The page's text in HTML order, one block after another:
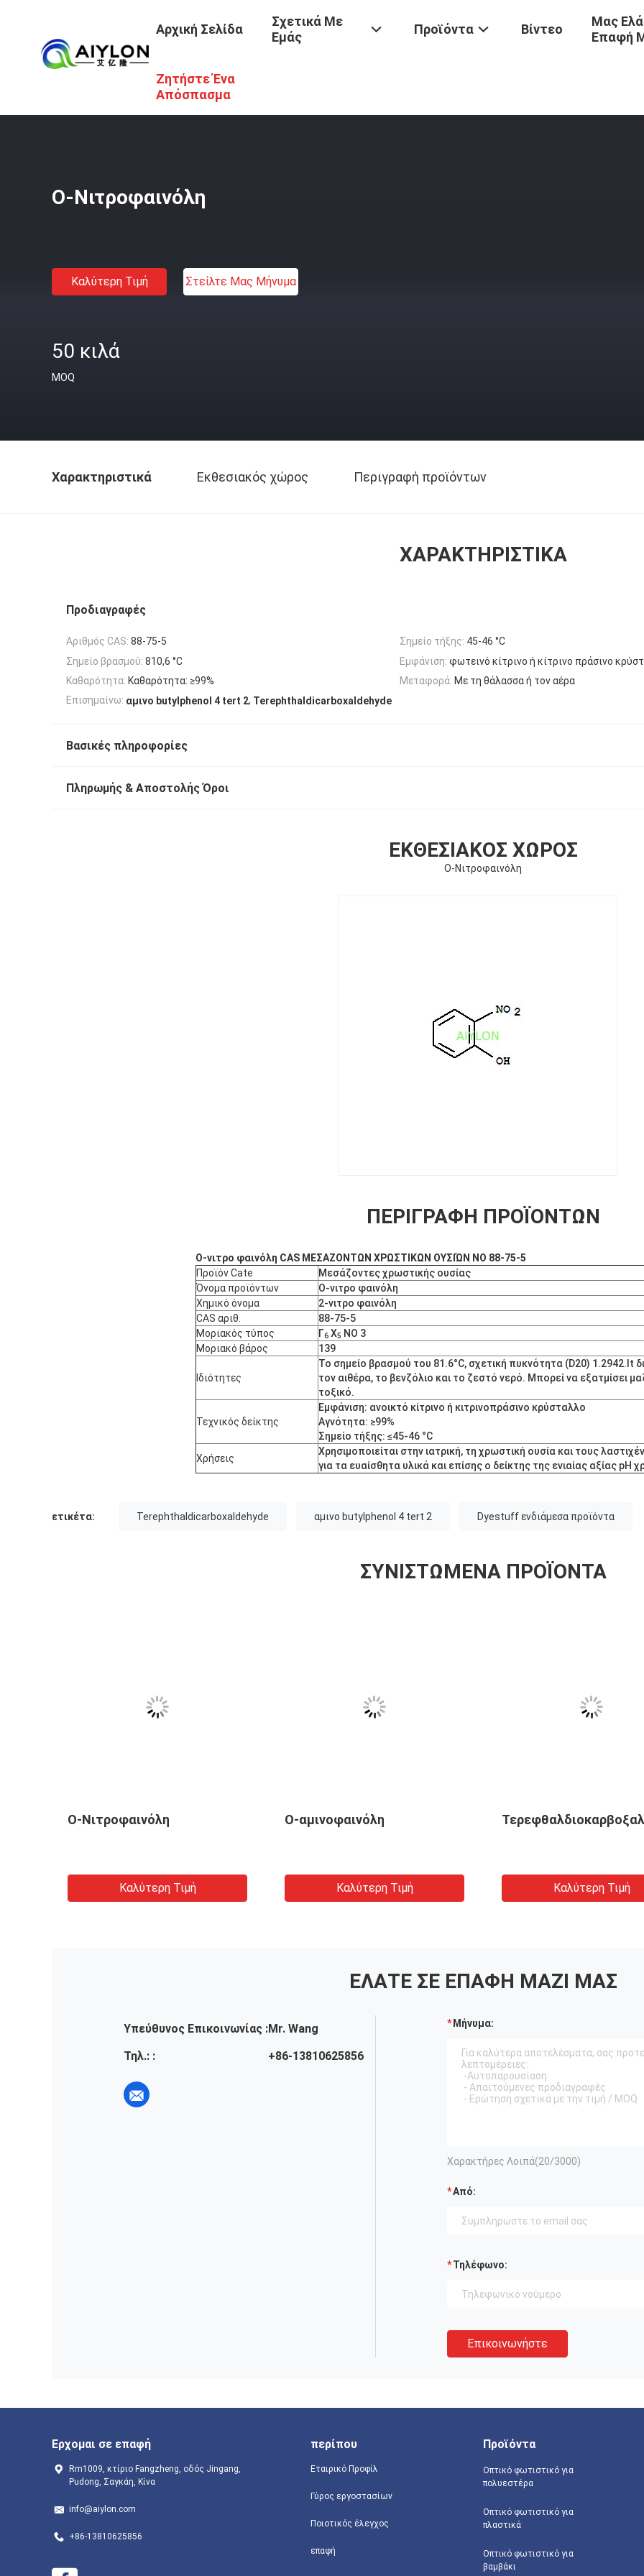
Αρχική Σελίδα
Σχετικά Με
Εμάς
Προϊόντα Βίντεο
Μας
Επαφή
Ζητήστε Ένα
Απόσπασμα
Προϊόντα / Χρωστική Ουσία Ενδιάμεσα Προϊόντα
Ο-Νιτροφαινόλη
Καλύτερη Τιμή Στείλτε Μας Μήνυμα
50 κιλά
MOQ
Χαρακτηριστικά Εκθεσιακός χώρος Περιγραφή προϊόντων
ΧΑΡΑΚΤΗΡΙΣΤΙΚΆ
Προδιαγραφές
Αριθμός CAS: 88-75-5 Σημείο τήξης: 45-46 °C
Σημείο βρασμού: 810,6 °C Εμφάνιση: φωτεινό κίτρινο ή κίτρινο πράσινο
Καθαρότητα: Καθαρότητα: ≥99% Μεταφορά: Με τη θάλασσα ή τον αέρα
Επισημαίνω: αμινο butylphenol 4 tert 2, Terephthaldicarboxaldehyde
Βασικές πληροφορίες
Πληρωμής & Αποστολής Όροι
ΕΚΘΕΣΙΑΚΌΣ ΧΏΡΟΣ
Ο-Νιτροφαινόλη
ΠΕΡΙΓΡΑΦΉ ΠΡΟΪΌΝΤΩΝ
Ο-νιτρο φαινόλη CAS ΜΕΣΑΖΟΝΤΩΝ ΧΡΩΣΤΙΚΩΝ ΟΥΣΙΏΝ ΝΟ 88-75-5
Προϊόν Cate
Μεσάζοντες χρωστικής ουσίας
Όνομα προϊόντων
Ο-νιτρο φαινόλη
Χημικό όνομα
2-νιτρο φαινόλη
CAS αριθ.
88-75-5
Μοριακός τύπος
Γ6 Χ5 ΝΟ 3
Μοριακό βάρος
139
Ιδιότητες
Το σημείο βρασμού του 81.6°C, σχετική πυκνότητα (D20) 1.2942.It
τον αιθέρα, το βενζόλιο και το ζεστό νερό. Μπορεί να εξατμίσει
τοξικό.
Τεχνικός δείκτης
Εμφάνιση: ανοικτό κίτρινο ή κιτρινοπράσινο κρύσταλλο
Αγνότητα: ≥99%
Σημείο τήξης: ≤45-46 °C
Χρήσεις
Χρησιμοποιείται στην ιατρική, τη χρωστική ουσία και τους
για τα ευαίσθητα υλικά και επίσης ο δείκτης της ενιαίας αξίας pH
ετικέτα: Terephthaldicarboxaldehyde αμινο butylphenol 4 tert 2 Dyestuff ενδιάμεσα προϊόντα
ΣΥΝΙΣΤΏΜΕΝΑ ΠΡΟΪΌΝΤΑ
Ο-Νιτροφαινόλη
Καλύτερη Τιμή
Ο-αμινοφαινόλη
Καλύτερη Τιμή Καλύτερη Τιμή
ΕΛΆΤΕ ΣΕ ΕΠΑΦΉ ΜΑΖΊ ΜΑΣ
Υπεύθυνος Επικοινωνίας :Mr. Wang
Τηλ.: :
+86-13810625856
Μήνυμα:
Χαρακτήρες Λοιπά(20/3000)
Από:
Τηλέφωνο:
Επικοινωνήστε
Ερχομαι σε επαφή
Rm1009, κτίριο Fangzheng, οδός Jingang,
Pudong, Σαγκάη, Κίνα
info@aiylon.com
+86-13810625856
περίπου
Εταιρικό Προφίλ
Γύρος εργοστασίων
Ποιοτικός έλεγχος
επαφή
Προϊόντα
Οπτικό φωτιστικό για
πολυεστέρα
Οπτικό φωτιστικό για
πλαστικά
Οπτικό φωτιστικό για
βαμβάκι